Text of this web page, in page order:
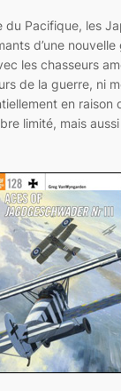
du Pacifique, les
d’une nouvelle
les chasseurs
de la guerre, ni
en raison
limité, mais